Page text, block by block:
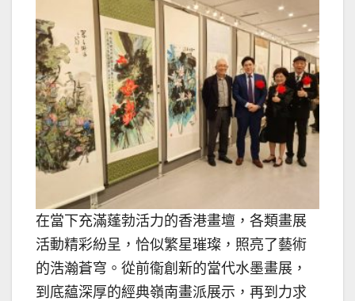
在當下充滿蓬勃活力的香港畫壇，各類畫展
活動精彩紛呈，恰似繁星璀璨，照亮了藝術
的浩瀚蒼穹。從前衞創新的當代水墨畫展，
到底藴深厚的經典嶺南畫派展示，再到力求